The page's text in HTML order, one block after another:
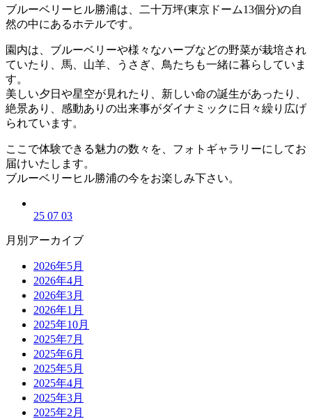
ブルーベリーヒル勝浦は、二十万坪(東京ドーム13個分)の自
然の中にあるホテルです。
園内は、ブルーベリーや様々なハーブなどの野菜が栽培され
ていたり、馬、山羊、うさぎ、鳥たちも一緒に暮らしていま
す。
美しい夕日や星空が見れたり、新しい命の誕生があったり、
絶景あり、感動ありの出来事がダイナミックに日々繰り広げ
られています。
ここで体験できる魅力の数々を、フォトギャラリーにしてお
届けいたします。
ブルーベリーヒル勝浦の今をお楽しみ下さい。
25 07 03
月別アーカイブ
2026年5月
2026年4月
2026年3月
2026年1月
2025年10月
2025年7月
2025年6月
2025年5月
2025年4月
2025年3月
2025年2月